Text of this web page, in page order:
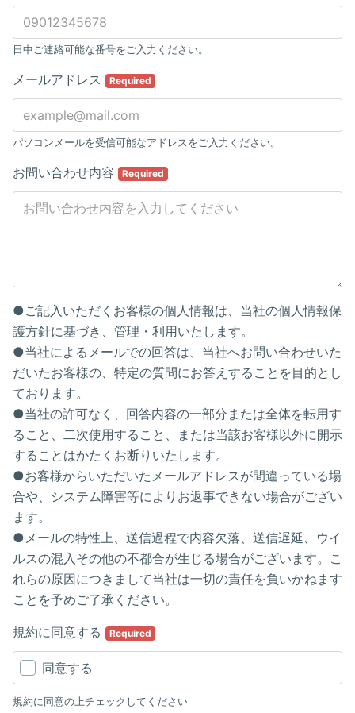
日中ご連絡可能な番号をご入力ください。
メールアドレス Required
パソコンメールを受信可能なアドレスをご入力ください。
お問い合わせ内容 Required
●ご記入いただくお客様の個人情報は、当社の個人情報保
護方針に基づき、管理・利用いたします。
●当社によるメールでの回答は、当社へお問い合わせいた
だいたお客様の、特定の質問にお答えすることを目的とし
ております。
●当社の許可なく、回答内容の一部分または全体を転用す
ること、二次使用すること、または当該お客様以外に開示
することはかたくお断りいたします。
●お客様からいただいたメールアドレスが間違っている場
合や、システム障害等によりお返事できない場合がござい
ます。
●メールの特性上、送信過程で内容欠落、送信遅延、ウイ
ルスの混入その他の不都合が生じる場合がございます。こ
れらの原因につきまして当社は一切の責任を負いかねます
ことを予めご了承ください。
規約に同意する Required
同意する
規約に同意の上チェックしてください